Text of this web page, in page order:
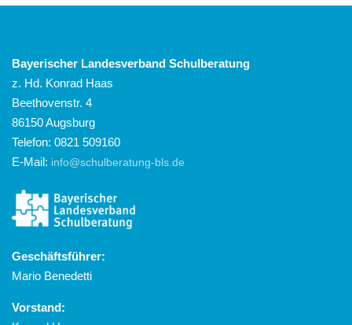
Bayerischer Landesverband Schulberatung
z. Hd. Konrad Haas
Beethovenstr. 4
86150 Augsburg
Telefon: 0821 509160
E-Mail: info@schulberatung-bls.de
Geschäftsführer:
Mario Benedetti
Vorstand: